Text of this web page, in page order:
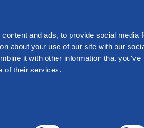
and ads, to provide social media
about your use of our site with our
it with other information that you’ve
of their services.